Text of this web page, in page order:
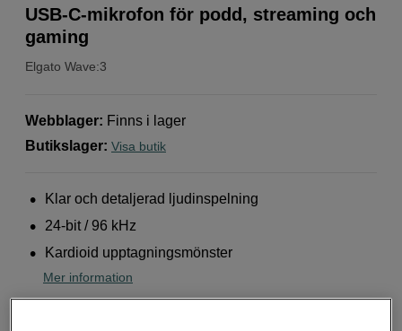
Elgato Wave:3
USB-C-mikrofon för podd, streaming och
gaming
Webblager: Finns i lager
Butikslager: Visa butik
Klar och detaljerad ljudinspelning
24-bit / 96 kHz
Kardioid upptagningsmönster
Mer information